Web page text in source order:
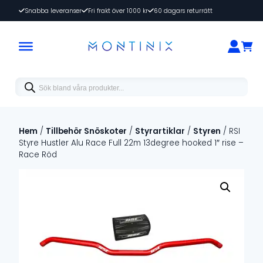
Snabba leveranser Fri frakt över 1000 kr 60 dagars returrätt
Products
search
Hem / Tillbehör Snöskoter / Styrartiklar / Styren / RSI
Styre Hustler Alu Race Full 22m 13degree hooked 1″ rise –
Race Röd